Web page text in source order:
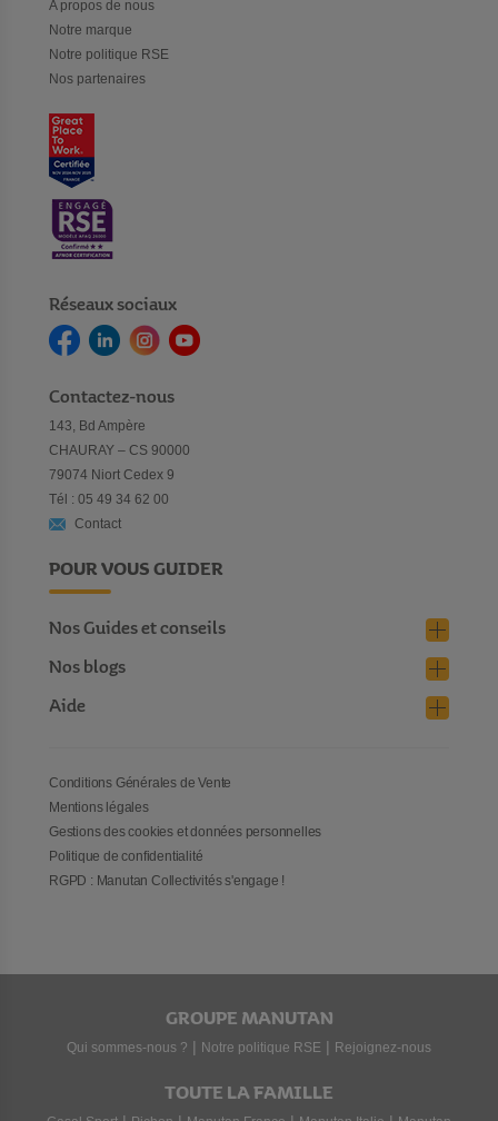
A propos de nous
Notre marque
Notre politique RSE
Nos partenaires
Réseaux sociaux
Contactez-nous
143, Bd Ampère
CHAURAY – CS 90000
79074 Niort Cedex 9
Tél : 05 49 34 62 00
Contact
POUR VOUS GUIDER
Nos Guides et conseils
Nos blogs
Aide
Conditions Générales de Vente
Mentions légales
Gestions des cookies et données personnelles
Politique de confidentialité
RGPD : Manutan Collectivités s'engage !
GROUPE MANUTAN
Qui sommes-nous ? | Notre politique RSE | Rejoignez-nous
TOUTE LA FAMILLE